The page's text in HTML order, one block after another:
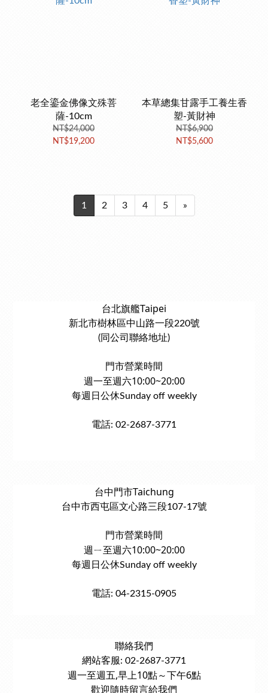
老全鎏金佛像文殊菩
薩-10cm
NT$24,000
NT$19,200
本草總集甘露手工養生香
塑-黃財神
NT$6,900
NT$5,600
1 2 3 4 5 »
台北旗艦Taipei
新北市樹林區中山路一段220號
(同公司聯絡地址)
門市營業時間
週一至週六10:00~20:00
每週日公休Sunday off weekly
電話: 02-2687-3771
台中門市Taichung
台中市西屯區文心路三段107-17號
門市營業時間
週ㄧ至週六10:00~20:00
每週日公休Sunday off weekly
電話: 04-2315-0905
聯絡我們
網站客服: 02-2687-3771
週一至週五,早上10點～下午6點
歡迎隨時留言給我們